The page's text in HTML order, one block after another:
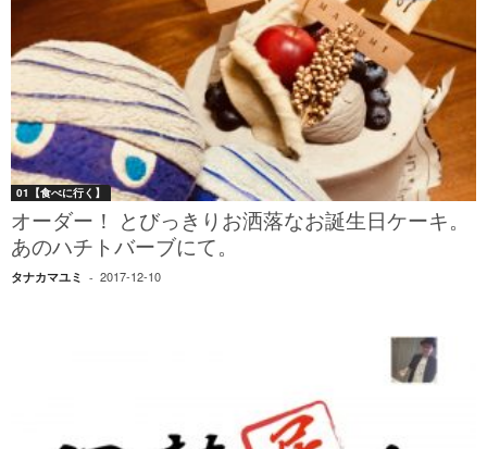
01【食べに行く】
オーダー！ とびっきりお洒落なお誕生日ケーキ。
あのハチトバーブにて。
タナカマユミ - 2017-12-10